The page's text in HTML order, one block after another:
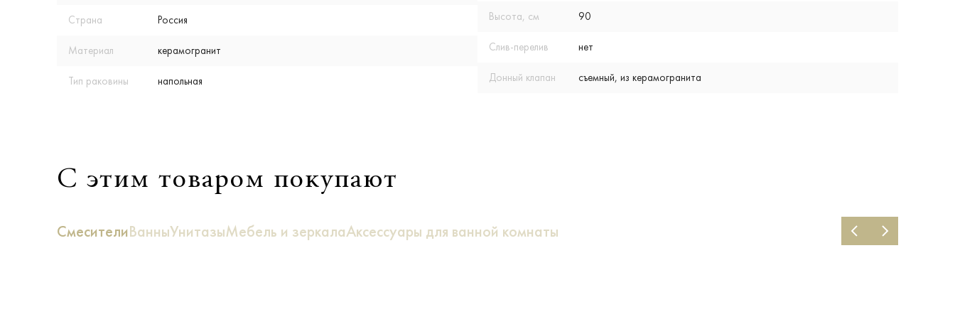
Страна Россия
Материал керамогранит
Тип раковины напольная
Высота, см 90
Слив-перелив нет
Донный клапан съемный, из керамогранита
С этим товаром покупают
СмесителиВанныУнитазыМебель и зеркалаАксессуары для ванной комнаты